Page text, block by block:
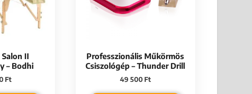
II
– Bodhi
Ft
Professzionális Műkörmös
Csiszológép – Thunder Drill
49 500 Ft